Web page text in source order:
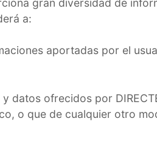
gran diversidad de
a:
aportadas por el
datos ofrecidos por
o que de cualquier otro